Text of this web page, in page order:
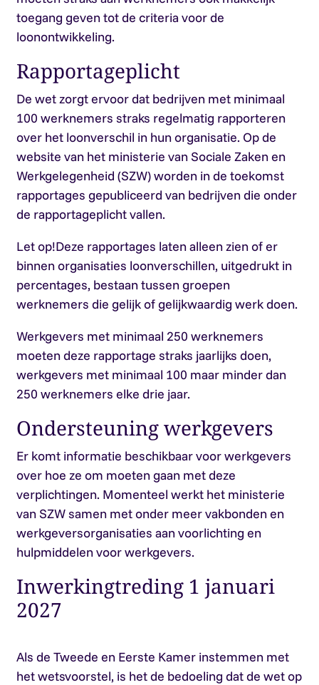
toegang geven tot de criteria voor de
loonontwikkeling.
Rapportageplicht
De wet zorgt ervoor dat bedrijven met minimaal
100 werknemers straks regelmatig rapporteren
over het loonverschil in hun organisatie. Op de
website van het ministerie van Sociale Zaken en
Werkgelegenheid (SZW) worden in de toekomst
rapportages gepubliceerd van bedrijven die onder
de rapportageplicht vallen.
Let op!Deze rapportages laten alleen zien of er
binnen organisaties loonverschillen, uitgedrukt in
percentages, bestaan tussen groepen
werknemers die gelijk of gelijkwaardig werk doen.
Werkgevers met minimaal 250 werknemers
moeten deze rapportage straks jaarlijks doen,
werkgevers met minimaal 100 maar minder dan
250 werknemers elke drie jaar.
Ondersteuning werkgevers
Er komt informatie beschikbaar voor werkgevers
over hoe ze om moeten gaan met deze
verplichtingen. Momenteel werkt het ministerie
van SZW samen met onder meer vakbonden en
werkgeversorganisaties aan voorlichting en
hulpmiddelen voor werkgevers.
Inwerkingtreding 1 januari
2027
Als de Tweede en Eerste Kamer instemmen met
het wetsvoorstel, is het de bedoeling dat de wet op